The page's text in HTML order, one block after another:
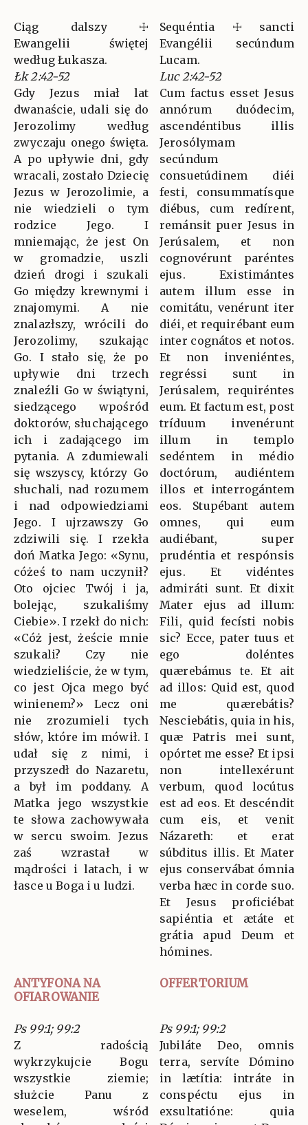
Ciąg dalszy ☩
Ewangelii świętej
według Łukasza.
Łk 2:42-52
Gdy Jezus miał lat
dwanaście, udali się do
Jerozolimy według
zwyczaju onego święta.
A po upływie dni, gdy
wracali, zostało Dziecię
Jezus w Jerozolimie, a
nie wiedzieli o tym
rodzice Jego. I
mniemając, że jest On
w gromadzie, uszli
dzień drogi i szukali
Go między krewnymi i
znajomymi. A nie
znalazłszy, wrócili do
Jerozolimy, szukając
Go. I stało się, że po
upływie dni trzech
znaleźli Go w świątyni,
siedzącego wpośród
doktorów, słuchającego
ich i zadającego im
pytania. A zdumiewali
się wszyscy, którzy Go
słuchali, nad rozumem
i nad odpowiedziami
Jego. I ujrzawszy Go
zdziwili się. I rzekła
doń Matka Jego: «Synu,
cóżeś to nam uczynił?
Oto ojciec Twój i ja,
bolejąc, szukaliśmy
Ciebie». I rzekł do nich:
«Cóż jest, żeście mnie
szukali? Czy nie
wiedzieliście, że w tym,
co jest Ojca mego być
winienem?» Lecz oni
nie zrozumieli tych
słów, które im mówił. I
udał się z nimi, i
przyszedł do Nazaretu,
a był im poddany. A
Matka jego wszystkie
te słowa zachowywała
w sercu swoim. Jezus
zaś wzrastał w
mądrości i latach, i w
łasce u Boga i u ludzi.
Sequéntia ☩ sancti
Evangélii secúndum
Lucam.
Luc 2:42-52
Cum factus esset Jesus
annórum duódecim,
ascendéntibus illis
Jerosólymam
secúndum
consuetúdinem diéi
festi, consummatísque
diébus, cum redírent,
remánsit puer Jesus in
Jerúsalem, et non
cognovérunt paréntes
ejus. Existimántes
autem illum esse in
comitátu, venérunt iter
diéi, et requirébant eum
inter cognátos et notos.
Et non inveniéntes,
regréssi sunt in
Jerúsalem, requiréntes
eum. Et factum est, post
tríduum invenérunt
illum in templo
sedéntem in médio
doctórum, audiéntem
illos et interrogántem
eos. Stupébant autem
omnes, qui eum
audiébant, super
prudéntia et respónsis
ejus. Et vidéntes
admiráti sunt. Et dixit
Mater ejus ad illum:
Fili, quid fecísti nobis
sic? Ecce, pater tuus et
ego doléntes
quærebámus te. Et ait
ad illos: Quid est, quod
me quærebátis?
Nesciebátis, quia in his,
quæ Patris mei sunt,
opórtet me esse? Et ipsi
non intellexérunt
verbum, quod locútus
est ad eos. Et descéndit
cum eis, et venit
Názareth: et erat
súbditus illis. Et Mater
ejus conservábat ómnia
verba hæc in corde suo.
Et Jesus proficiébat
sapiéntia et ætáte et
grátia apud Deum et
hómines.
ANTYFONA NA
OFIAROWANIE
OFFERTORIUM
Ps 99:1; 99:2
Z radością
wykrzykujcie Bogu
wszystkie ziemie;
służcie Panu z
weselem, wśród
Ps 99:1; 99:2
Jubiláte Deo, omnis
terra, servíte Dómino
in lætítia: intráte in
conspéctu ejus in
exsultatióne: quia